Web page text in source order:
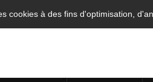
cookies à des fins d'optimisation,